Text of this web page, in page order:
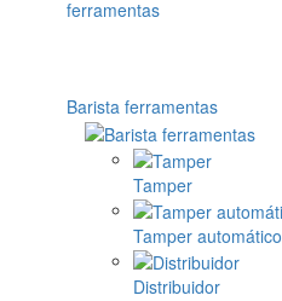
Barista ferramentas
Tamper
Tamper automático
Distribuidor